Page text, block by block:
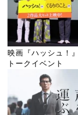
映画『ハッシュ！
トークイベント